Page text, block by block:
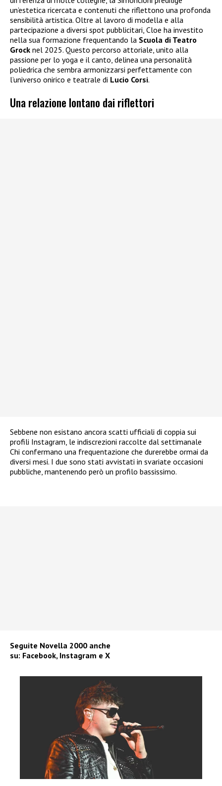
un’estetica ricercata e contenuti che riflettono una profonda
sensibilità artistica. Oltre al lavoro di modella e alla
partecipazione a diversi spot pubblicitari, Cloe ha investito
nella sua formazione frequentando la Scuola di Teatro
Grock nel 2025. Questo percorso attoriale, unito alla
passione per lo yoga e il canto, delinea una personalità
poliedrica che sembra armonizzarsi perfettamente con
l’universo onirico e teatrale di Lucio Corsi.
Una relazione lontano dai riflettori
Sebbene non esistano ancora scatti ufficiali di coppia sui
profili Instagram, le indiscrezioni raccolte dal settimanale
Chi confermano una frequentazione che durerebbe ormai da
diversi mesi. I due sono stati avvistati in svariate occasioni
pubbliche, mantenendo però un profilo bassissimo.
Seguite Novella 2000 anche
su: Facebook, Instagram e X